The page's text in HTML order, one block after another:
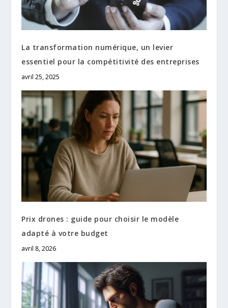
La transformation numérique, un levier
essentiel pour la compétitivité des entreprises
avril 25, 2025
Prix drones : guide pour choisir le modèle
adapté à votre budget
avril 8, 2026